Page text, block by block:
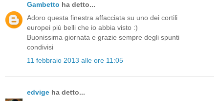
Gambetto ha detto...
Adoro questa finestra affacciata su uno dei cortili
europei più belli che io abbia visto :)
Buonissima giornata e grazie sempre degli spunti
condivisi
11 febbraio 2013 alle ore 11:05
edvige ha detto...